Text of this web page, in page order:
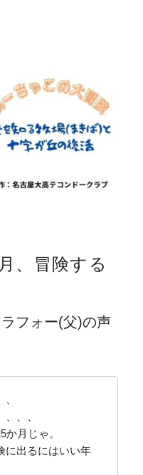
、冒険する
フォー(父)の声
、、
か月じゃ。
に出るにはいい年